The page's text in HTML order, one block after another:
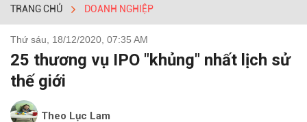
TRANG CHỦ DOANH NGHIỆP
Thứ sáu, 18/12/2020, 07:35 AM
25 thương vụ IPO "khủng" nhất lịch sử
thế giới
Theo Lục Lam